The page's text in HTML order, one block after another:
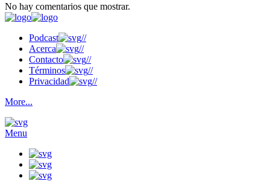
No hay comentarios que mostrar.
Podcast
//
Acerca
//
Contacto
//
Términos
//
Privacidad
//
More...
Menu